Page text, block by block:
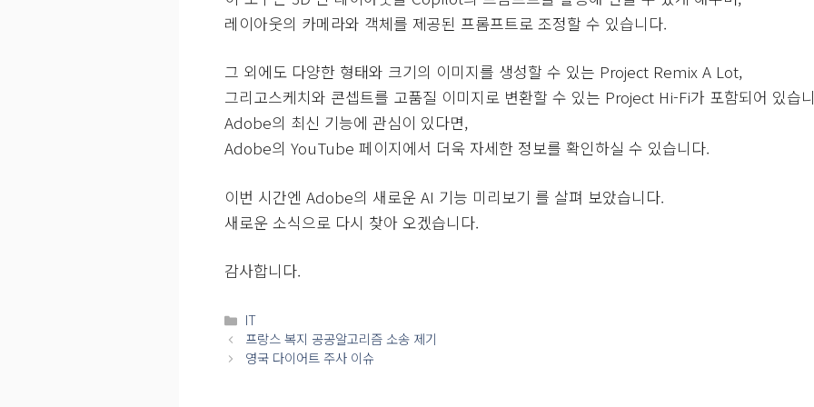
레이아웃의 카메라와 객체를 제공된 프롬프트로 조정할 수 있습니다.
그 외에도 다양한 형태와 크기의 이미지를 생성할 수 있는 Project Remix A Lot,
그리고스케치와 콘셉트를 고품질 이미지로 변환할 수 있는 Project Hi-Fi가 포함되어 있습
Adobe의 최신 기능에 관심이 있다면,
Adobe의 YouTube 페이지에서 더욱 자세한 정보를 확인하실 수 있습니다.
이번 시간엔 Adobe의 새로운 AI 기능 미리보기 를 살펴 보았습니다.
새로운 소식으로 다시 찾아 오겠습니다.
감사합니다.
카
테
고
IT
프랑스 복지 공공알고리즘 소송 제기
영국 다이어트 주사 이슈